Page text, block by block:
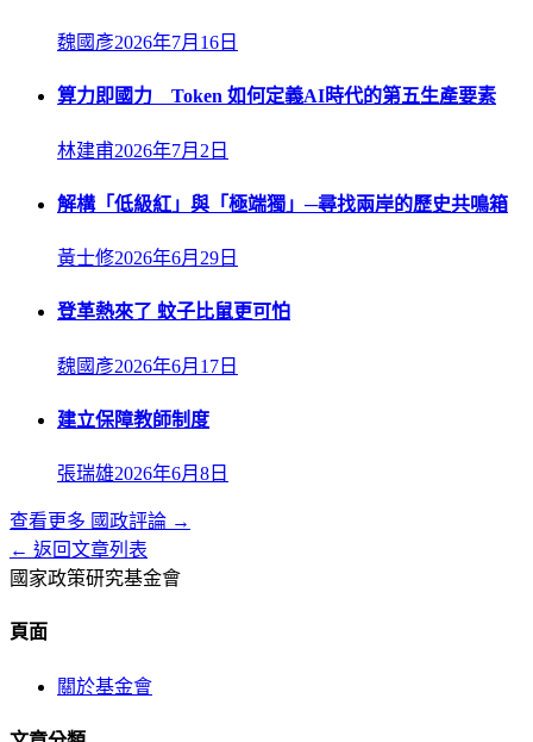
魏國彥2026年7月16日
算力即國力 Token 如何定義AI時代的第五生產要素
林建甫2026年7月2日
解構「低級紅」與「極端獨」─尋找兩岸的歷史共鳴箱
黃士修2026年6月29日
登革熱來了 蚊子比鼠更可怕
魏國彥2026年6月17日
建立保障教師制度
張瑞雄2026年6月8日
查看更多 國政評論 →
← 返回文章列表
國家政策研究基金會
頁面
關於基金會